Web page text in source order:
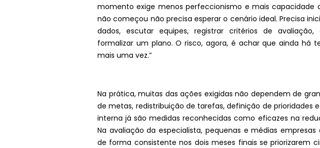
momento exige menos perfeccionismo e mais capacidade
não começou não precisa esperar o cenário ideal. Precisa
dados, escutar equipes, registrar critérios de avaliação,
formalizar um plano. O risco, agora, é achar que ainda há
mais uma vez.”
Na prática, muitas das ações exigidas não dependem de
de metas, redistribuição de tarefas, definição de prioridades
interna já são medidas reconhecidas como eficazes na
Na avaliação da especialista, pequenas e médias
de forma consistente nos dois meses finais se priorizarem